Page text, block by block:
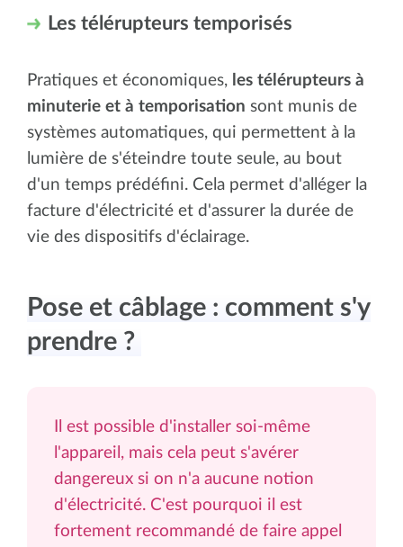
Les télérupteurs temporisés
Pratiques et économiques, les télérupteurs à
minuterie et à temporisation sont munis de
systèmes automatiques, qui permettent à la
lumière de s'éteindre toute seule, au bout
d'un temps prédéfini. Cela permet d'alléger la
facture d'électricité et d'assurer la durée de
vie des dispositifs d'éclairage.
Pose et câblage : comment s'y
prendre ?
Il est possible d'installer soi-même
l'appareil, mais cela peut s'avérer
dangereux si on n'a aucune notion
d'électricité. C'est pourquoi il est
fortement recommandé de faire appel